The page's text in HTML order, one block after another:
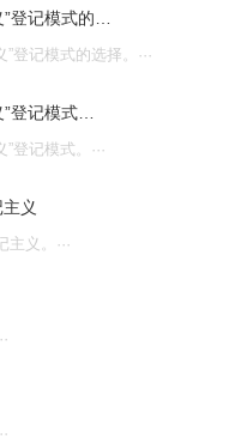
”登记模式的…
登记模式的选择。···
”登记模式…
登记模式。···
义
义。···